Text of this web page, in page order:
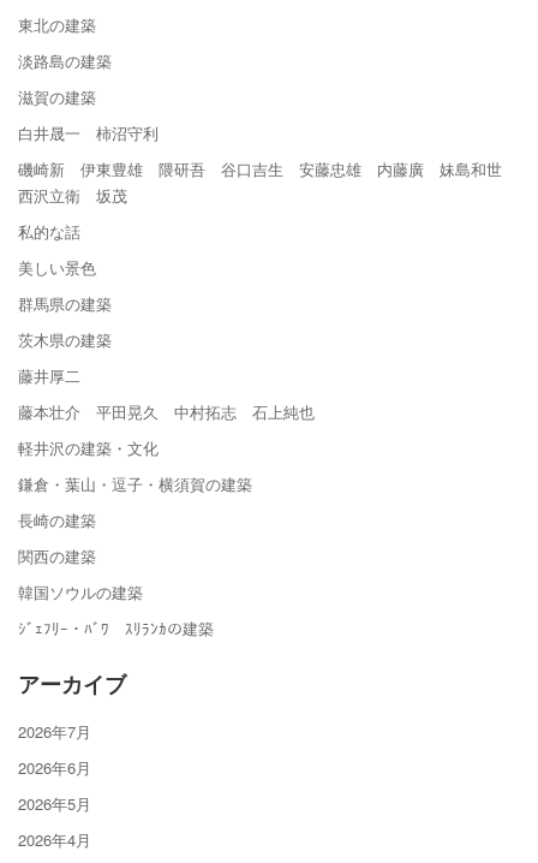
東北の建築
淡路島の建築
滋賀の建築
白井晟一 柿沼守利
磯崎新 伊東豊雄 隈研吾 谷口吉生 安藤忠雄 内藤廣 妹島和世
西沢立衛 坂茂
私的な話
美しい景色
群馬県の建築
茨木県の建築
藤井厚二
藤本壮介 平田晃久 中村拓志 石上純也
軽井沢の建築・文化
鎌倉・葉山・逗子・横須賀の建築
長崎の建築
関西の建築
韓国ソウルの建築
ｼﾞｪﾌﾘｰ・ﾊﾞﾜ ｽﾘﾗﾝｶの建築
アーカイブ
2026年7月
2026年6月
2026年5月
2026年4月